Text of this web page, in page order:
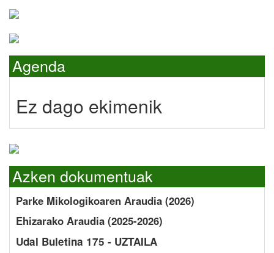
Agenda
Ez dago ekimenik
Azken dokumentuak
Parke Mikologikoaren Araudia (2026)
Ehizarako Araudia (2025-2026)
Udal Buletina 175 - UZTAILA